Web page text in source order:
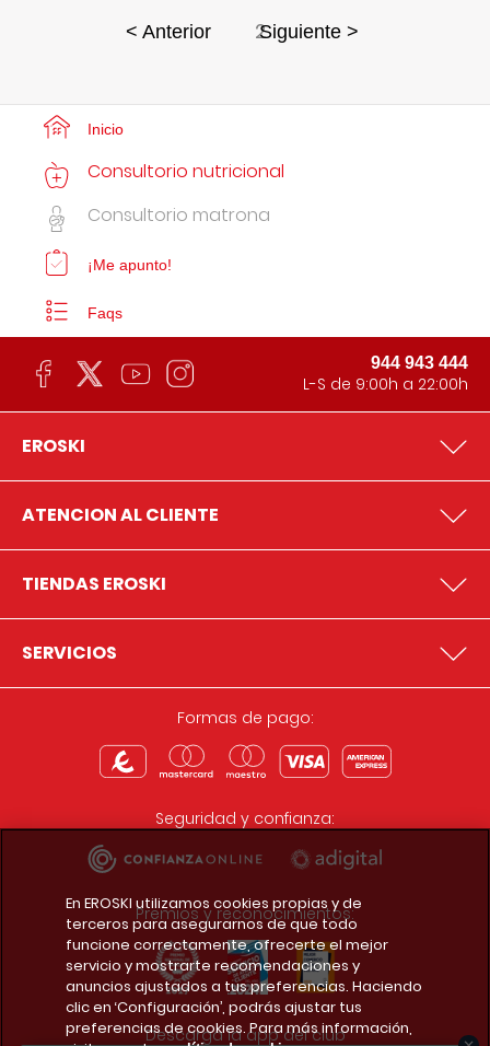
< Anterior 2Siguiente >
Inicio
Consultorio nutricional
Consultorio matrona
¡Me apunto!
Faqs
944 943 444
L-S de 9:00h a 22:00h
EROSKI
ATENCION AL CLIENTE
TIENDAS EROSKI
SERVICIOS
Formas de pago:
Seguridad y confianza:
Premios y reconocimientos:
Descarga la app del club
En EROSKI utilizamos cookies propias y de
terceros para asegurarnos de que todo
funcione correctamente, ofrecerte el mejor
servicio y mostrarte recomendaciones y
anuncios ajustados a tus preferencias. Haciendo
clic en ‘Configuración’, podrás ajustar tus
preferencias de cookies. Para más información,